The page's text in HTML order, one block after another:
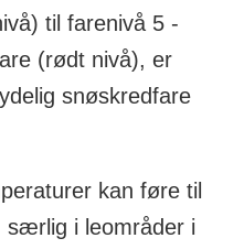
til farenivå 5 -
(rødt nivå), er
snøskredfare
kan føre til
særlig i leområder i